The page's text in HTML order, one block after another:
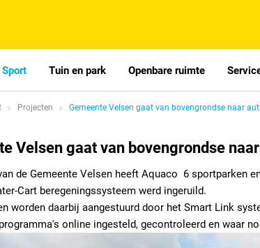
Sport Tuin en park Openbare ruimte
Projecten Gemeente Velsen gaat van bovengrondse naar
Velsen gaat van bovengrondse
de Gemeente Velsen heeft Aquaco 6 sportparken
Cart beregeningssysteem werd ingeruild.
worden daarbij aangestuurd door het Smart Link
online ingesteld, gecontroleerd en waar